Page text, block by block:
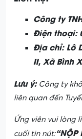
Công ty
Điện thoại:
Địa chỉ: Lô
II, Xã Bình
Lưu ý:Công ty
liên quan đến
Ứng viên vui lòng
cuối tin nút:“NỘP